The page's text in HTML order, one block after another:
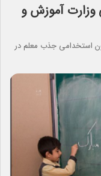
وزارت آموزش و
استخدامی جذب معلم در